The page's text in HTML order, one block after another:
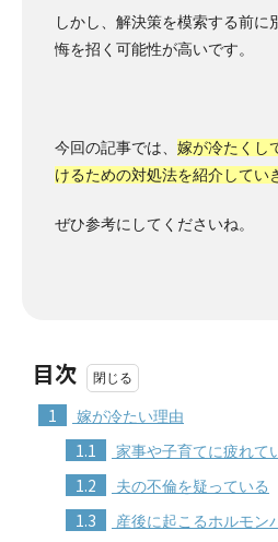
しかし、解決策を模索する前に
悔を招く可能性が高いです。
今回の記事では、 嫁が冷たくし
けるための対処法を紹介してい
ぜひ参考にしてくださいね。
目次
1 嫁が冷たい理由
1.1 家事や子育てに疲れて
1.2 夫の不倫を疑っている
1.3 産後に起こるホルモン